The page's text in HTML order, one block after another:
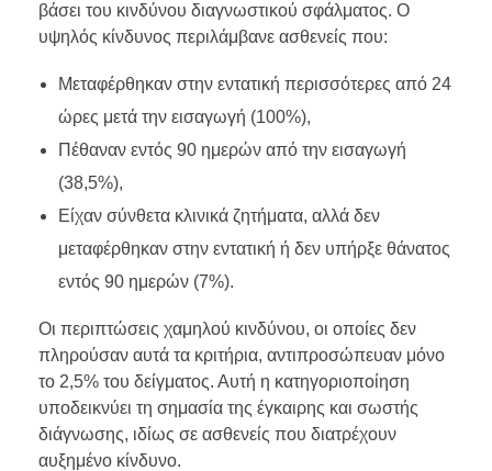
βάσει του κινδύνου διαγνωστικού σφάλματος. Ο
υψηλός κίνδυνος περιλάμβανε ασθενείς που:
Μεταφέρθηκαν στην εντατική περισσότερες από 24
ώρες μετά την εισαγωγή (100%),
Πέθαναν εντός 90 ημερών από την εισαγωγή
(38,5%),
Είχαν σύνθετα κλινικά ζητήματα, αλλά δεν
μεταφέρθηκαν στην εντατική ή δεν υπήρξε θάνατος
εντός 90 ημερών (7%).
Οι περιπτώσεις χαμηλού κινδύνου, οι οποίες δεν
πληρούσαν αυτά τα κριτήρια, αντιπροσώπευαν μόνο
το 2,5% του δείγματος. Αυτή η κατηγοριοποίηση
υποδεικνύει τη σημασία της έγκαιρης και σωστής
διάγνωσης, ιδίως σε ασθενείς που διατρέχουν
αυξημένο κίνδυνο.